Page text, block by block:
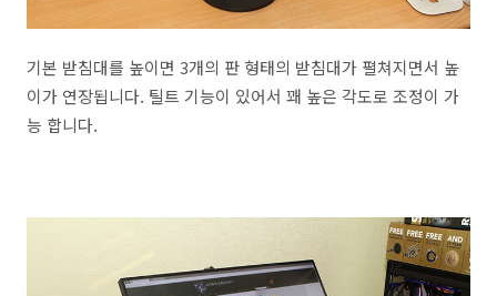
기본 받침대를 높이면 3개의 판 형태의 받침대가 펼쳐지면서 높
이가 연장됩니다. 틸트 기능이 있어서 꽤 높은 각도로 조정이 가
능 합니다.